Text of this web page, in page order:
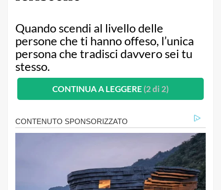
Quando scendi al livello delle
persone che ti hanno offeso, l’unica
persona che tradisci davvero sei tu
stesso.
CONTINUA A LEGGERE (2 di 2)